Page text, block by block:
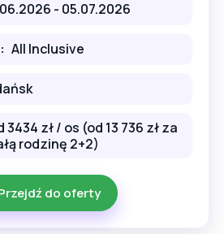
- 05.07.2026
All Inclusive
3434 zł / os (od 13 736 zł za
rodzinę 2+2)
do oferty